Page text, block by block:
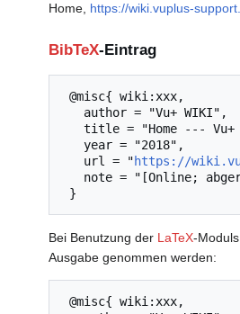
Home, https://wiki.vuplus-
BibTeX-Eintrag
   url = "
https://
Bei Benutzung der LaTeX-Moduls
Ausgabe genommen werden: